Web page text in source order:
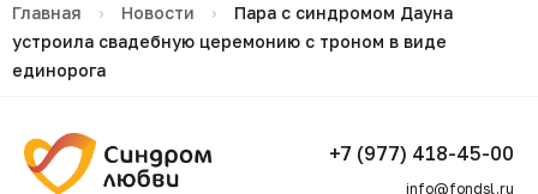
Главная › Новости ›
Пара с синдромом Дауна
устроила свадебную церемонию с троном в виде
единорога
+7 (977) 418-45-00
info@fondsl.ru